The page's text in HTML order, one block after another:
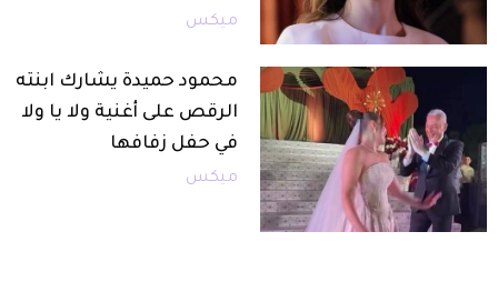
ميكس
محمود حميدة يشارك ابنته
الرقص على أغنية ولا يا ولا
في حفل زفافها
ميكس